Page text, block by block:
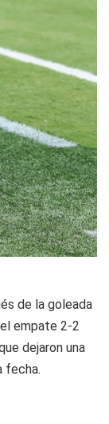
de la goleada
empate 2-2
dejaron una
fecha.